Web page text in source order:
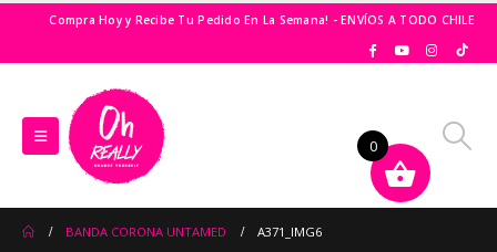
Compra Hoy y Recibe Tu Pedido En La Semana! - ENVÍOS A TODO CHILE
BANDA CORONA UNTAMED A371_IMG6
0